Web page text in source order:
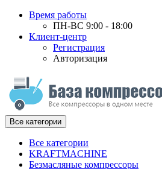
Время работы
ПН-ВС 9:00 - 18:00
Клиент-центр
Регистрация
Авторизация
Все категории
Все категории
KRAFTMACHINE
Безмасляные компрессоры